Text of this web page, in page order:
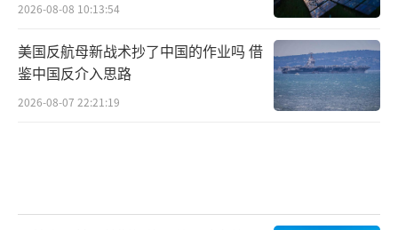
2026-08-08 10:13:54
美国反航母新战术抄了中国的作业吗 借
鉴中国反介入思路
2026-08-07 22:21:19